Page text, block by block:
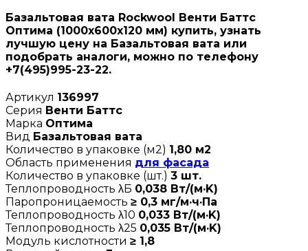
Базальтовая вата Rockwool Венти Баттс
Оптима (1000х600х120 мм) купить, узнать
лучшую цену на Базальтовая вата или
подобрать аналоги, можно по телефону
+7(495)995-23-22.
Артикул 136997
Серия Венти Баттс
Марка Оптима
Вид Базальтовая вата
Количество в упаковке (м2) 1,80 м2
Область применения для фасада
Количество в упаковке (шт.) 3 шт.
Теплопроводность λБ 0,038 Вт/(м·K)
Паропроницаемость ≥ 0,3 мг/м·ч·Па
Теплопроводность λ10 0,033 Вт/(м·K)
Теплопроводность λ25 0,035 Вт/(м·K)
Модуль кислотности ≥ 1,8